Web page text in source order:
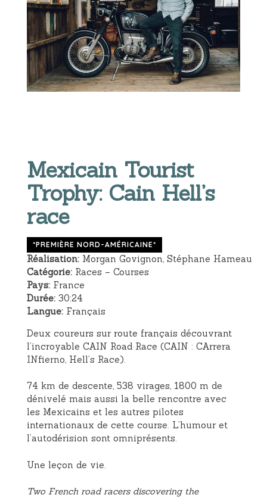
Mexicain Tourist
Trophy: Cain Hell’s
race
*PREMIÈRE NORD-AMÉRICAINE*
Réalisation: Morgan Govignon, Stéphane Hameau
Catégorie: Races – Courses
Pays: France
Durée: 30:24
Langue: Français
Deux coureurs sur route français découvrant
l’incroyable CAIN Road Race (CAIN : CArrera
INfierno, Hell’s Race).
74 km de descente, 538 virages, 1800 m de
dénivelé mais aussi la belle rencontre avec
les Mexicains et les autres pilotes
internationaux de cette course. L’humour et
l’autodérision sont omniprésents.
Une leçon de vie.
Two French road racers discovering the